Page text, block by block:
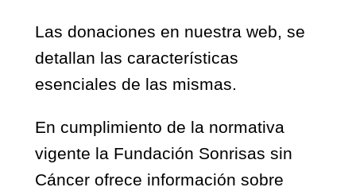
Las donaciones en nuestra web, se
detallan las características
esenciales de las mismas.
En cumplimiento de la normativa
vigente la Fundación Sonrisas sin
Cáncer ofrece información sobre